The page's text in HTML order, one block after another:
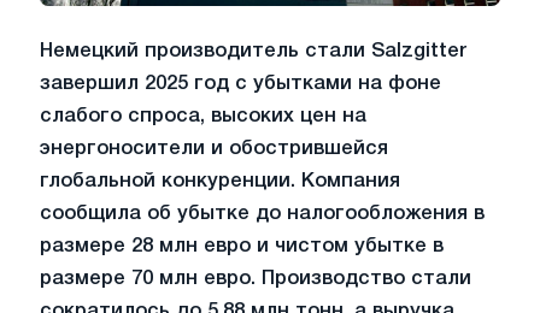
Немецкий производитель стали Salzgitter
завершил 2025 год с убытками на фоне
слабого спроса, высоких цен на
энергоносители и обострившейся
глобальной конкуренции. Компания
сообщила об убытке до налогообложения в
размере 28 млн евро и чистом убытке в
размере 70 млн евро. Производство стали